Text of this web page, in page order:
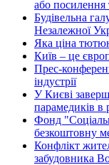
або посилення
Будівельна
Незалежної
Яка ціна
Київ – це
Прес-
індустрії
У Києві
парамедиків
Фонд
безкоштовну
Конфлікт
забудовника